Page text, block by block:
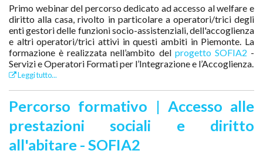
Primo webinar del percorso dedicato ad accesso al welfare e
diritto alla casa, rivolto in particolare a operatori/trici degli
enti gestori delle funzioni socio-assistenziali, dell'accoglienza
e altri operatori/trici attivi in questi ambiti in Piemonte. La
formazione è realizzata nell’ambito del progetto SOFIA2 -
Servizi e Operatori Formati per l’Integrazione e l’Accoglienza.
Leggi tutto...
Percorso formativo | Accesso alle
prestazioni sociali e diritto
all'abitare - SOFIA2